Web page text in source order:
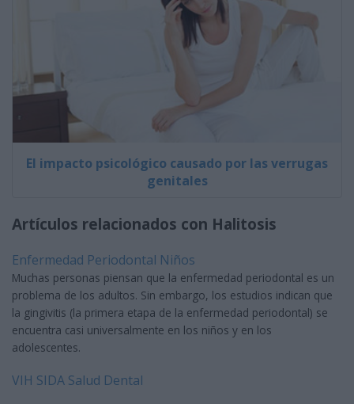
El impacto psicológico causado por las verrugas
genitales
Artículos relacionados con Halitosis
Enfermedad Periodontal Niños
Muchas personas piensan que la enfermedad periodontal es un
problema de los adultos. Sin embargo, los estudios indican que
la gingivitis (la primera etapa de la enfermedad periodontal) se
encuentra casi universalmente en los niños y en los
adolescentes.
VIH SIDA Salud Dental